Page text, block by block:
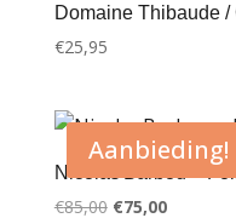
Domaine Thibaude
€25,95
Aanbieding!
Nicolas Barbou –
€85,00 Oorspronkelijke
€75,00Huidige